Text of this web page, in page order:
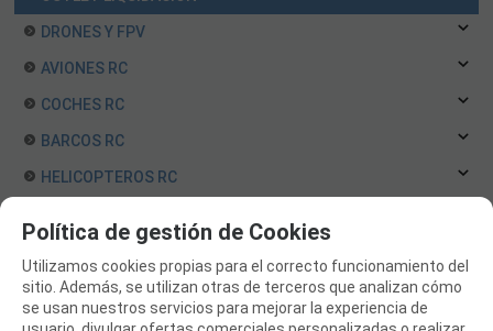
DRONES Y FPV
AVIONES RC
COCHES RC
BARCOS RC
HELICOPTEROS RC
BATERIAS Y CARGADORES
JUEGOS MESA, CONSTRUCCION, PUZZLES
FILAMENTO IMPRESORA 3D
Política de gestión de Cookies
Utilizamos cookies propias para el correcto funcionamiento del
sitio. Además, se utilizan otras de terceros que analizan cómo
se usan nuestros servicios para mejorar la experiencia de